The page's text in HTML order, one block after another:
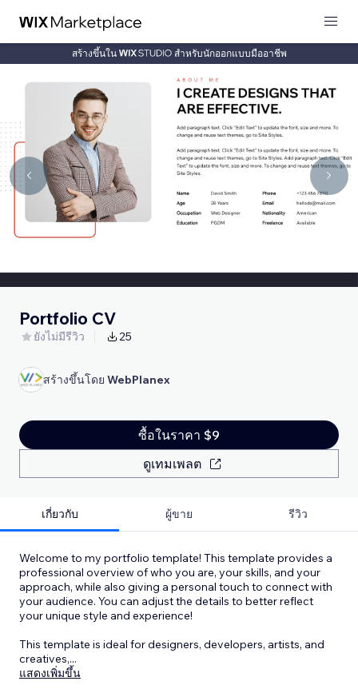
สร้างขึ้นใน สำหรับนักออกแบบมืออาชีพ
Portfolio CV
ยังไม่มีรีวิว 25
สร้างขึ้นโดย WebPlanex
ซื้อในราคา $9
ดูเทมเพลต
เกี่ยวกับ ผู้ขาย รีวิว
Welcome to my portfolio template! This template provides a
professional overview of who you are, your skills, and your
approach, while also giving a personal touch to connect with
your audience. You can adjust the details to better reflect
your unique style and experience!
This template is ideal for designers, developers, artists, and
creatives,...
แสดงเพิ่มขึ้น